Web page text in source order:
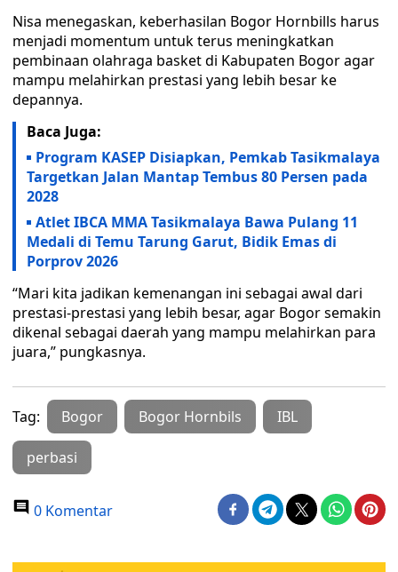
Nisa menegaskan, keberhasilan Bogor Hornbills harus
menjadi momentum untuk terus meningkatkan
pembinaan olahraga basket di Kabupaten Bogor agar
mampu melahirkan prestasi yang lebih besar ke
depannya.
Baca Juga:
Program KASEP Disiapkan, Pemkab Tasikmalaya
Targetkan Jalan Mantap Tembus 80 Persen pada
2028
Atlet IBCA MMA Tasikmalaya Bawa Pulang 11
Medali di Temu Tarung Garut, Bidik Emas di
Porprov 2026
“Mari kita jadikan kemenangan ini sebagai awal dari
prestasi-prestasi yang lebih besar, agar Bogor semakin
dikenal sebagai daerah yang mampu melahirkan para
juara,” pungkasnya.
Tag: Bogor Bogor Hornbils IBL
perbasi
0 Komentar